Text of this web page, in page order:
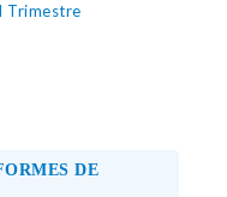
Trimestre
DE